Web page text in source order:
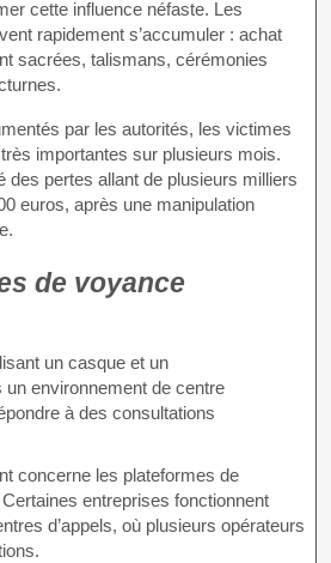
cette influence néfaste. Les
rapidement s’accumuler : achat
sacrées, talismans, cérémonies
par les autorités, les victimes
importantes sur plusieurs mois.
des pertes allant de plusieurs milliers
euros, après une manipulation
de voyance
concerne les plateformes de
entreprises fonctionnent
d’appels, où plusieurs opérateurs